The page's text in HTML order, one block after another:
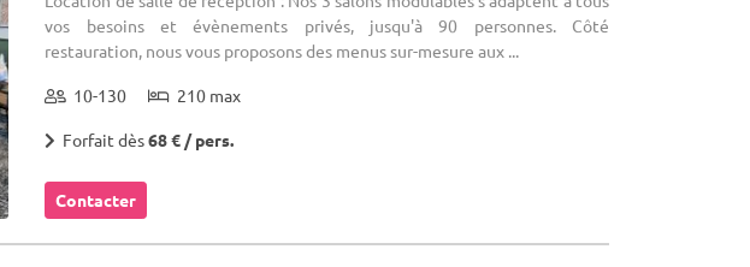
vos besoins et évènements privés, jusqu'à 90 personnes. Côté
restauration, nous vous proposons des menus sur-mesure aux ...
10-130 210 max
Forfait dès68 € / pers.
Contacter